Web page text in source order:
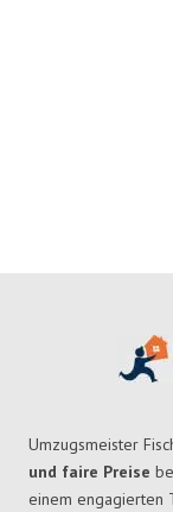
Umzugsmeister
und faire Preise
einem engagierten